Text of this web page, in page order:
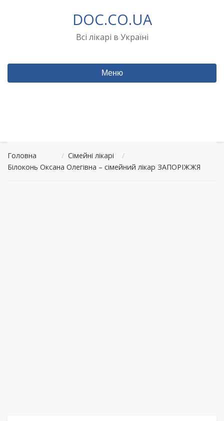
DOC.CO.UA
Всі лікарі в Україні
Меню
Головна / Сімейні лікарі
/
Білоконь Оксана Олегівна – сімейний лікар ЗАПОРІЖЖЯ